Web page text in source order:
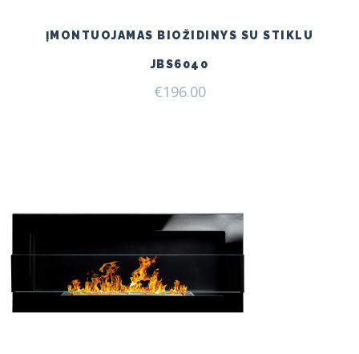
ĮMONTUOJAMAS BIOŽIDINYS SU STIKLU
JBS6040
€196.00